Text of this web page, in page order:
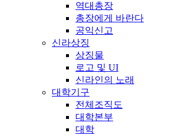
역대총장
총장에게 바란다
공익신고
신라상징
상징물
로고 및 UI
신라인의 노래
대학기구
전체조직도
대학본부
대학